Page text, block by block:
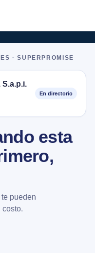
· SUPERPROMISE
En directorio
esta
pueden